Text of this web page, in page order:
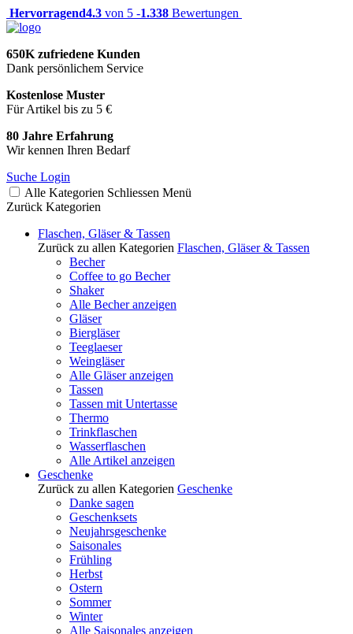
Hervorragend4.3 von 5 -1.338 Bewertungen
650K zufriedene Kunden
Dank persönlichem Service
Kostenlose Muster
Für Artikel bis zu 5 €
80 Jahre Erfahrung
Wir kennen Ihren Bedarf
Suche Login
Alle Kategorien Schliessen Menü
Zurück Kategorien
Flaschen, Gläser & Tassen
Zurück zu allen Kategorien Flaschen, Gläser & Tassen
Becher
Coffee to go Becher
Shaker
Alle Becher anzeigen
Gläser
Biergläser
Teeglaeser
Weingläser
Alle Gläser anzeigen
Tassen
Tassen mit Untertasse
Thermo
Trinkflaschen
Wasserflaschen
Alle Artikel anzeigen
Geschenke
Zurück zu allen Kategorien Geschenke
Danke sagen
Geschenksets
Neujahrsgeschenke
Saisonales
Frühling
Herbst
Ostern
Sommer
Winter
Alle Saisonales anzeigen